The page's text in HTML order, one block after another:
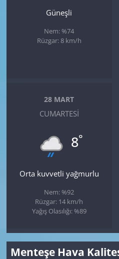
Güneşli
Nem: %74
Rüzgar: 8 km/h
28 MART
CUMARTESI
8°
Orta kuvvetli yağmurlu
Nem: %92
Rüzgar: 14 km/h
Yağış Olasılığı: %89
Menteşe Hava